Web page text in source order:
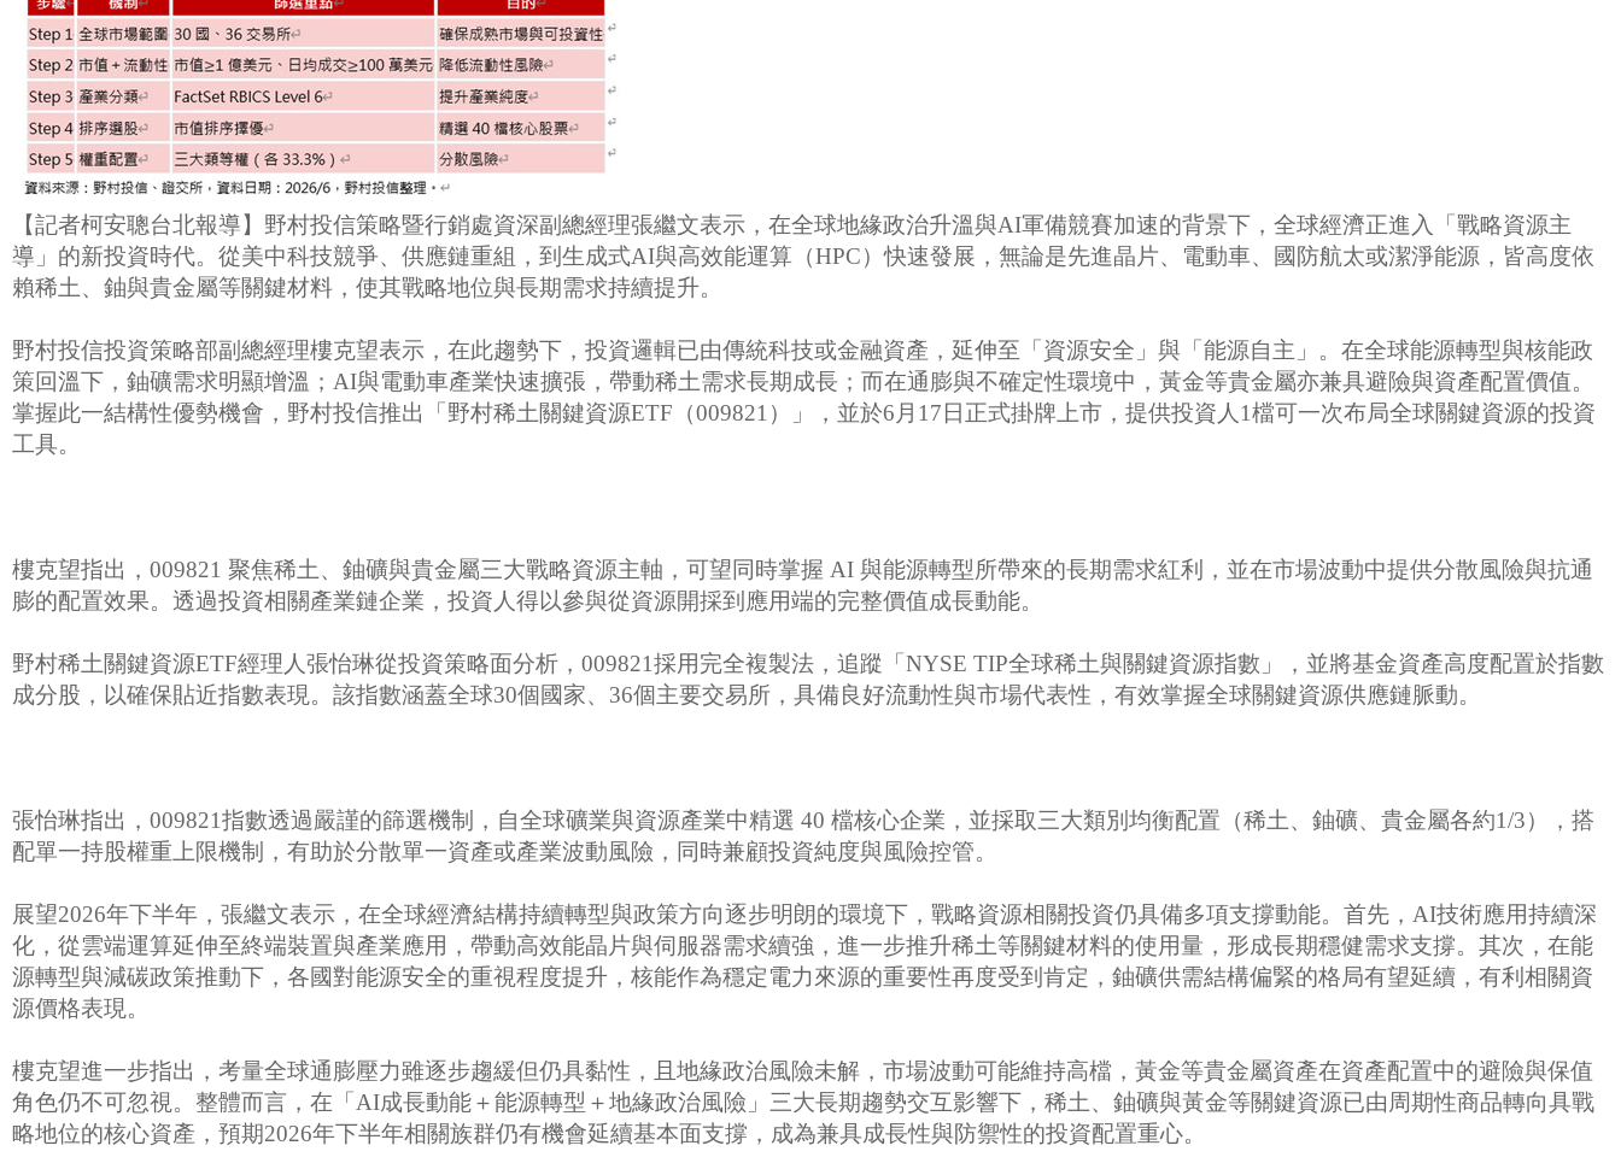
【記者柯安聰台北報導】野村投信策略暨行銷處資深副總經理張繼文表示，在全球地緣政治升溫與AI軍備競賽加速的背景下，全球經濟正進入「戰略資源主
導」的新投資時代。從美中科技競爭、供應鏈重組，到生成式AI與高效能運算（HPC）快速發展，無論是先進晶片、電動車、國防航太或潔淨能源，皆高度依
賴稀土、鈾與貴金屬等關鍵材料，使其戰略地位與長期需求持續提升。
野村投信投資策略部副總經理樓克望表示，在此趨勢下，投資邏輯已由傳統科技或金融資產，延伸至「資源安全」與「能源自主」。在全球能源轉型與核能政
策回溫下，鈾礦需求明顯增溫；AI與電動車產業快速擴張，帶動稀土需求長期成長；而在通膨與不確定性環境中，黃金等貴金屬亦兼具避險與資產配置價值。
掌握此一結構性優勢機會，野村投信推出「野村稀土關鍵資源ETF（009821）」，並於6月17日正式掛牌上市，提供投資人1檔可一次布局全球關鍵資源的投資
工具。
樓克望指出，009821 聚焦稀土、鈾礦與貴金屬三大戰略資源主軸，可望同時掌握 AI 與能源轉型所帶來的長期需求紅利，並在市場波動中提供分散風險與抗通
膨的配置效果。透過投資相關產業鏈企業，投資人得以參與從資源開採到應用端的完整價值成長動能。
野村稀土關鍵資源ETF經理人張怡琳從投資策略面分析，009821採用完全複製法，追蹤「NYSE TIP全球稀土與關鍵資源指數」，並將基金資產高度配置於指數
成分股，以確保貼近指數表現。該指數涵蓋全球30個國家、36個主要交易所，具備良好流動性與市場代表性，有效掌握全球關鍵資源供應鏈脈動。
張怡琳指出，009821指數透過嚴謹的篩選機制，自全球礦業與資源產業中精選 40 檔核心企業，並採取三大類別均衡配置（稀土、鈾礦、貴金屬各約1/3），搭
配單一持股權重上限機制，有助於分散單一資產或產業波動風險，同時兼顧投資純度與風險控管。
展望2026年下半年，張繼文表示，在全球經濟結構持續轉型與政策方向逐步明朗的環境下，戰略資源相關投資仍具備多項支撐動能。首先，AI技術應用持續深
化，從雲端運算延伸至終端裝置與產業應用，帶動高效能晶片與伺服器需求續強，進一步推升稀土等關鍵材料的使用量，形成長期穩健需求支撐。其次，在能
源轉型與減碳政策推動下，各國對能源安全的重視程度提升，核能作為穩定電力來源的重要性再度受到肯定，鈾礦供需結構偏緊的格局有望延續，有利相關資
源價格表現。
樓克望進一步指出，考量全球通膨壓力雖逐步趨緩但仍具黏性，且地緣政治風險未解，市場波動可能維持高檔，黃金等貴金屬資產在資產配置中的避險與保值
角色仍不可忽視。整體而言，在「AI成長動能＋能源轉型＋地緣政治風險」三大長期趨勢交互影響下，稀土、鈾礦與黃金等關鍵資源已由周期性商品轉向具戰
略地位的核心資產，預期2026年下半年相關族群仍有機會延續基本面支撐，成為兼具成長性與防禦性的投資配置重心。